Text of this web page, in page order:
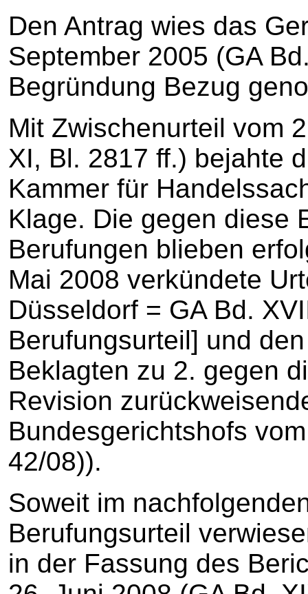
Den Antrag wies das
September 2005 (GA
Begründung Bezug
Mit Zwischenurteil vom
XI, Bl. 2817 ff.) bejahte
Kammer für
Klage. Die gegen diese
Berufungen blieben
Mai 2008 verkündete
Düsseldorf = GA Bd.
Berufungsurteil] und
Beklagten zu 2. gegen
Revision
Bundesgerichtshofs
42/08)).
Soweit im
Berufungsurteil
in der Fassung des